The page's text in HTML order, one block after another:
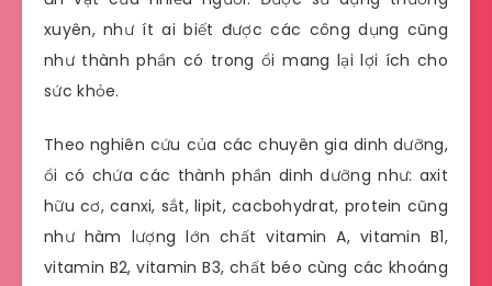
xuyên, như ít ai biết được các công dụng cũng
như thành phần có trong ổi mang lại lợi ích cho
sức khỏe.
Theo nghiên cứu của các chuyên gia dinh dưỡng,
ổi có chứa các thành phần dinh dưỡng như: axit
hữu cơ, canxi, sắt, lipit, cacbohydrat, protein cũng
như hàm lượng lớn chất vitamin A, vitamin B1,
vitamin B2, vitamin B3, chất béo cùng các khoáng